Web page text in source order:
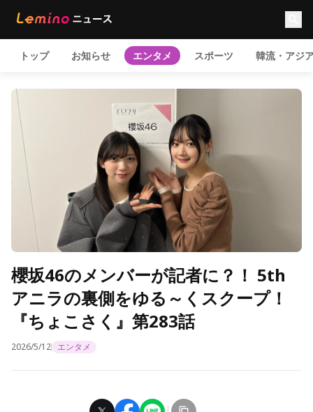
トップ お知らせ エンタメ スポーツ 韓流・アジ
櫻坂46のメンバーが記者に？！ 5th
アニラの裏側をゆる～くスクープ！
『ちょこさく』第283話
2026/5/12 エンタメ